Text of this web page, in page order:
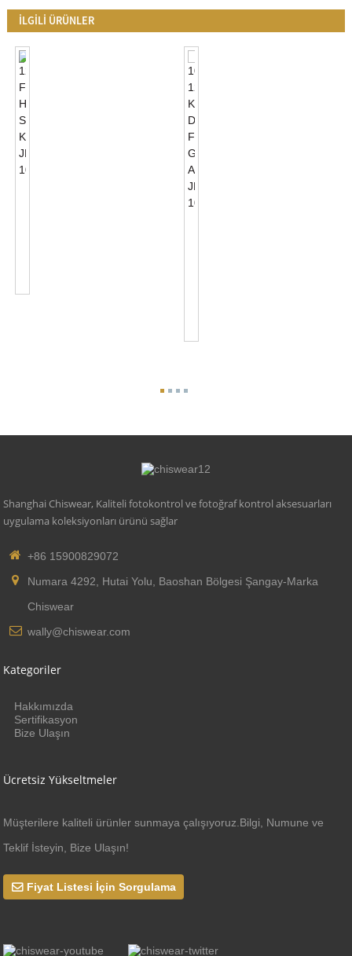
İLGİLİ ÜRÜNLER
Shanghai Chiswear, Kaliteli fotokontrol ve fotoğraf kontrol aksesuarları
uygulama koleksiyonları ürünü sağlar
+86 15900829072
Numara 4292, Hutai Yolu, Baoshan Bölgesi Şangay-Marka
Chiswear
wally@chiswear.com
Kategoriler
Hakkımızda
Sertifikasyon
Bize Ulaşın
Ücretsiz Yükseltmeler
Müşterilere kaliteli ürünler sunmaya çalışıyoruz.Bilgi, Numune ve
Teklif İsteyin, Bize Ulaşın!
Fiyat Listesi İçin Sorgulama